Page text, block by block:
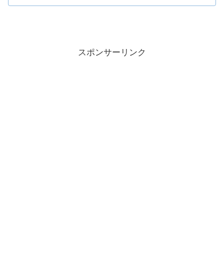
スポンサーリンク